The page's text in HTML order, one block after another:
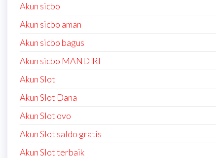
Akun sicbo
Akun sicbo aman
Akun sicbo bagus
Akun sicbo MANDIRI
Akun Slot
Akun Slot Dana
Akun Slot ovo
Akun Slot saldo gratis
Akun Slot terbaik